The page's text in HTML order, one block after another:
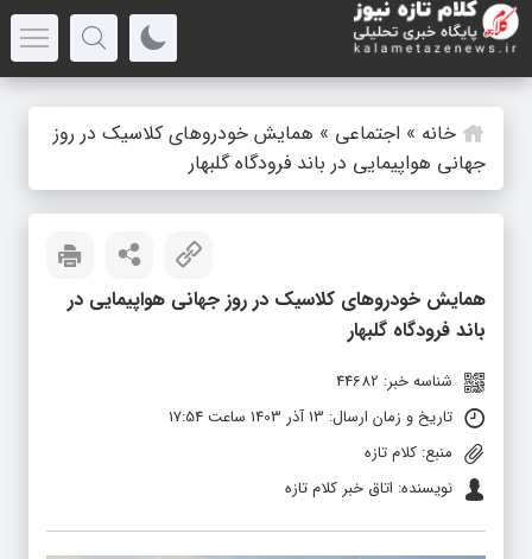
خانه » اجتماعی » همایش خودروهای کلاسیک در روز
جهانی هواپیمایی در باند فرودگاه گلبهار
همایش خودروهای کلاسیک در روز جهانی هواپیمایی در
باند فرودگاه گلبهار
شناسه خبر: 44682
تاریخ و زمان ارسال: 13 آذر 1403 ساعت 17:54
منبع: کلام تازه
نویسنده: اتاق خبر کلام تازه